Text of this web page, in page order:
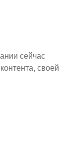
сейчас
своей